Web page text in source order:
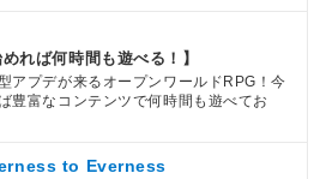
めれば何時間も遊べる！】
アプデが来るオープンワールドRPG！今
豊富なコンテンツで何時間も遊べてお
to Everness